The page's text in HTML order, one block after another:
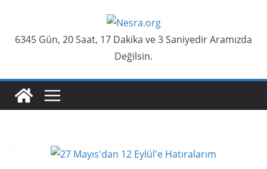
content
6345 Gün, 20 Saat, 17 Dakika ve 4 Saniyedir Aramızda
Değilsin.